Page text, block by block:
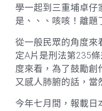
學一起到三重埔卓仔
是、、、咳咳！離題
從一般民眾的角度來
定A片是刑法第235
度來看，為了鼓勵創
又感人肺腑的話，當
今年七月間，報載日